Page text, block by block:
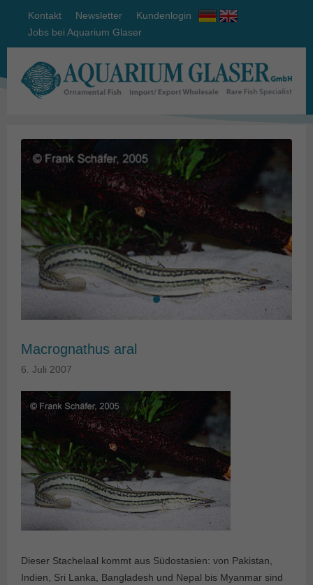
Kontakt Newsletter
Kundenlogin
Jobs bei Aquarium Glaser
Macrognathus aral
6. Juli 2007
Dieser Stachelaal kommt aus Südostasien: von Pakistan,
Indien, Sri Lanka, Bangladesh und Nepal bis Myanmar sind